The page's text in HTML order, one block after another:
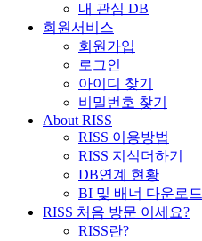
내 관심 DB
회원서비스
회원가입
로그인
아이디 찾기
비밀번호 찾기
About RISS
RISS 이용방법
RISS 지식더하기
DB연계 현황
BI 및 배너 다운로드
RISS 처음 방문 이세요?
RISS란?